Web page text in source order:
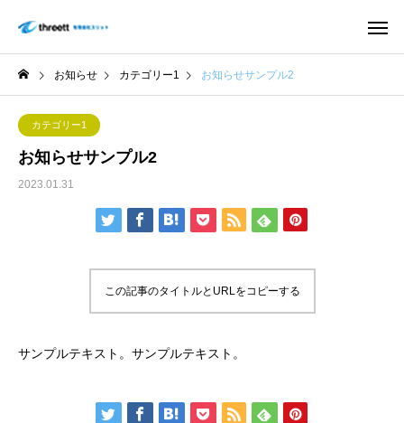
お知らせ カテゴリー1 お知らせサンプル2
カテゴリー1
お知らせサンプル2
2023.01.31
この記事のタイトルとURLをコピーする
サンプルテキスト。サンプルテキスト。